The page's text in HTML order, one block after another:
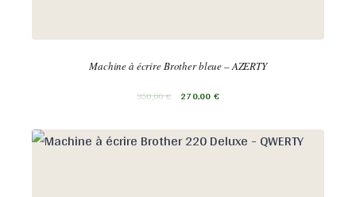
Machine à écrire Brother bleue – AZERTY
350,00€ 270,00€